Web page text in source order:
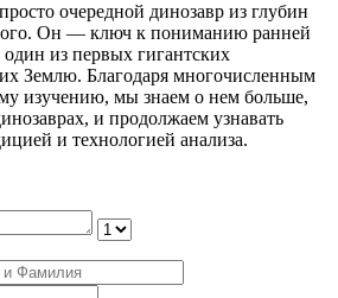
очередной динозавр из глубин
Он — ключ к пониманию ранней
из первых гигантских
Землю. Благодаря многочисленным
изучению, мы знаем о нем больше,
и продолжаем узнавать
и технологией анализа.